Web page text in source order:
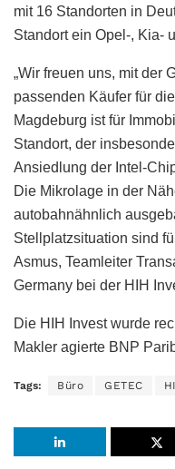
mit 16 Standorten in
Standort ein Opel-, Kia-
„Wir freuen uns, mit der
passenden Käufer für
Magdeburg ist für
Standort, der
Ansiedlung der Intel-
Die Mikrolage in der
autobahnähnlich
Stellplatzsituation sind
Asmus, Teamleiter
Germany bei der HIH
Die HIH Invest wurde
Makler agierte BNP
Tags: Büro GETEC